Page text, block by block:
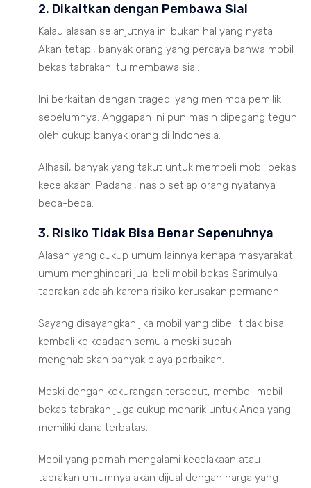
2. Dikaitkan dengan Pembawa Sial
Kalau alasan selanjutnya ini bukan hal yang nyata.
Akan tetapi, banyak orang yang percaya bahwa mobil
bekas tabrakan itu membawa sial.
Ini berkaitan dengan tragedi yang menimpa pemilik
sebelumnya. Anggapan ini pun masih dipegang teguh
oleh cukup banyak orang di Indonesia.
Alhasil, banyak yang takut untuk membeli mobil bekas
kecelakaan. Padahal, nasib setiap orang nyatanya
beda-beda.
3. Risiko Tidak Bisa Benar Sepenuhnya
Alasan yang cukup umum lainnya kenapa masyarakat
umum menghindari jual beli mobil bekas Sarimulya
tabrakan adalah karena risiko kerusakan permanen.
Sayang disayangkan jika mobil yang dibeli tidak bisa
kembali ke keadaan semula meski sudah
menghabiskan banyak biaya perbaikan.
Meski dengan kekurangan tersebut, membeli mobil
bekas tabrakan juga cukup menarik untuk Anda yang
memiliki dana terbatas.
Mobil yang pernah mengalami kecelakaan atau
tabrakan umumnya akan dijual dengan harga yang